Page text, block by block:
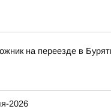
на переезде в
2026